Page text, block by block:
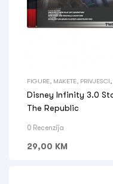
FIGURE, MAKETE, PRIVJESCI
Disney Infinity 3.0 Star Wars Playset – Twilight Of
The Republic
0 Recenzija
29,00 KM